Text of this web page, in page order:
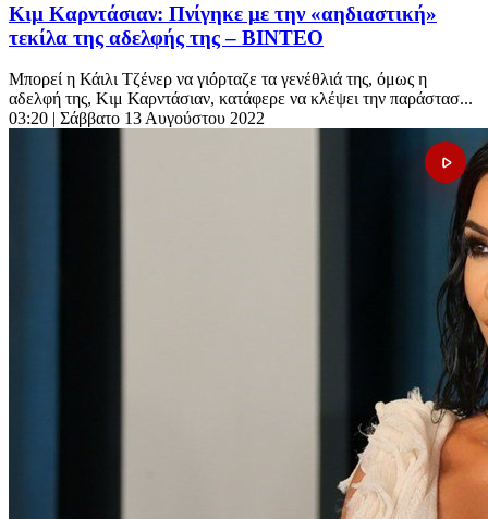
Κιμ Καρντάσιαν: Πνίγηκε με την «αηδιαστική»
τεκίλα της αδελφής της – ΒΙΝΤΕΟ
Μπορεί η Κάιλι Τζένερ να γιόρταζε τα γενέθλιά της, όμως η
αδελφή της, Κιμ Καρντάσιαν, κατάφερε να κλέψει την παράστασ...
03:20 | Σάββατο 13 Αυγούστου 2022